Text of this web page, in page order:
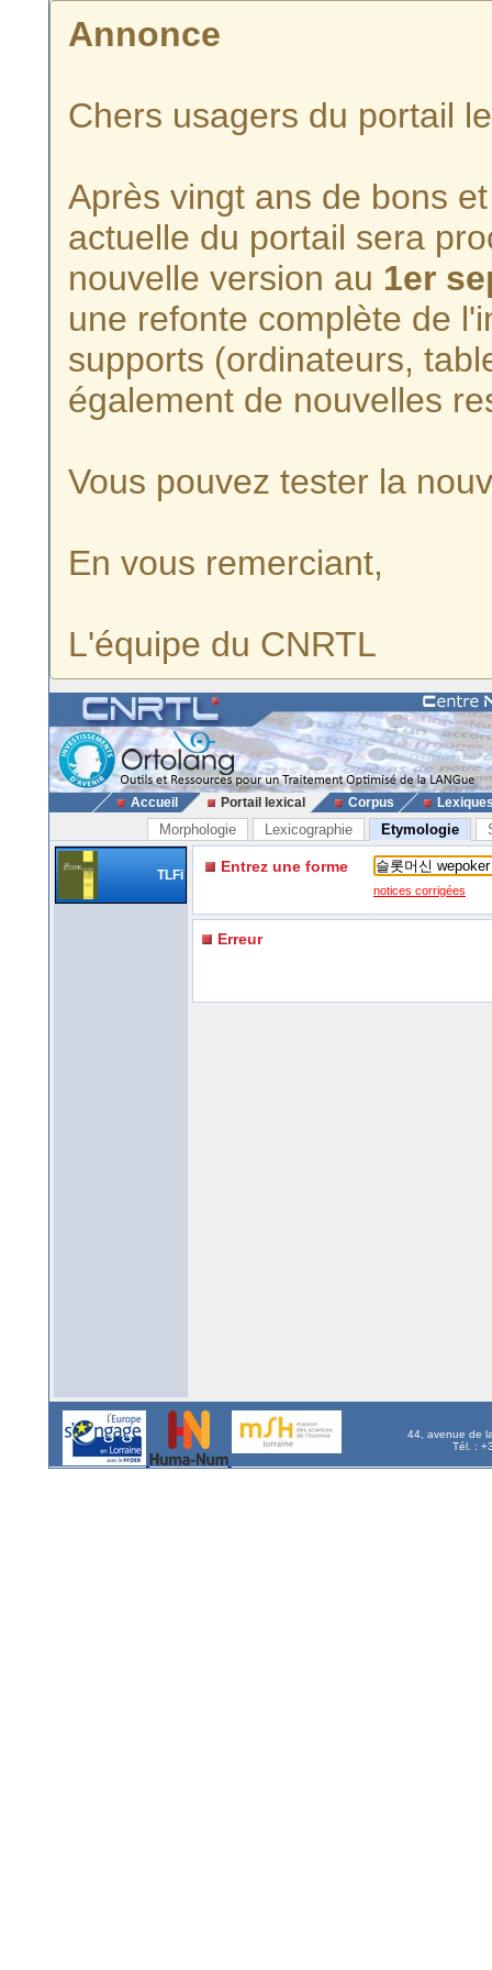
Annonce
Chers usagers du portail
Après vingt ans de bons
actuelle du portail sera
nouvelle version au 1er
une refonte complète de
supports (ordinateurs,
également de nouvelles
Vous pouvez tester la
En vous remerciant,
L'équipe du CNRTL
Accueil Portail lexical Corpus
Morphologie Lexicographie Etymologie
TLFi Entrez une forme
notices corrigées
Erreur
44, avenue de
Tél. :